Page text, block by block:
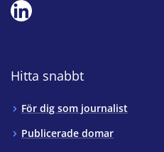
Hitta snabbt
För dig som journalist
Publicerade domar